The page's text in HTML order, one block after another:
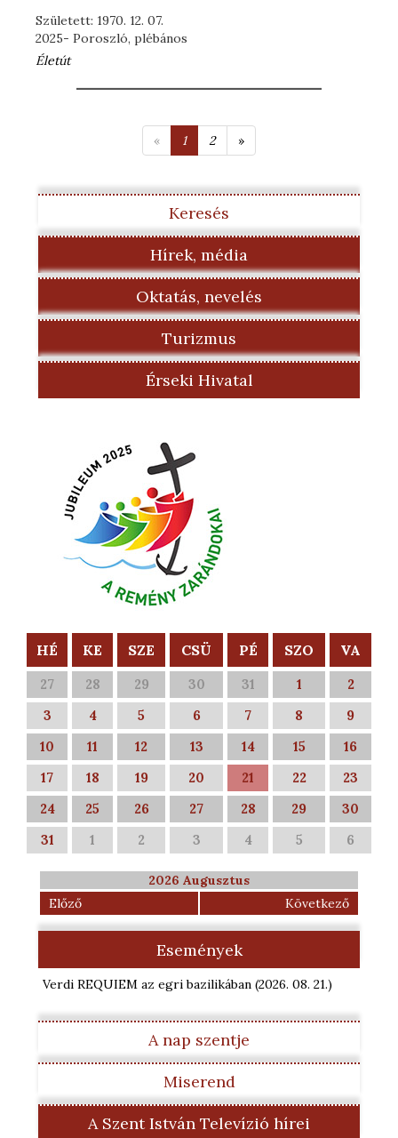
Született: 1970. 12. 07.
2025- Poroszló, plébános
Életút
« 1 2 »
Keresés
Hírek, média
Oktatás, nevelés
Turizmus
Érseki Hivatal
HÉ KE SZE CSÜ PÉ SZO VA
27 28 29 30 31 1
2
3
4 5 6 7 8
9
10
11 12 13 14 15
16
17
18 19 20 21 22
23
24
25 26 27 28 29
30
31
1 2 3 4 5 6
2026 Augusztus
Előző
Következő
Események
Verdi REQUIEM az egri bazilikában (2026. 08. 21.)
A nap szentje
Miserend
A Szent István Televízió hírei